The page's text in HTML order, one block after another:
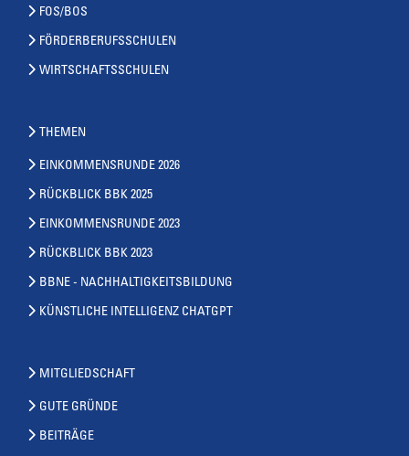
FOS/BOS
FÖRDERBERUFSSCHULEN
WIRTSCHAFTSSCHULEN
THEMEN
EINKOMMENSRUNDE 2026
RÜCKBLICK BBK 2025
EINKOMMENSRUNDE 2023
RÜCKBLICK BBK 2023
BBNE - NACHHALTIGKEITSBILDUNG
KÜNSTLICHE INTELLIGENZ CHATGPT
MITGLIEDSCHAFT
GUTE GRÜNDE
BEITRÄGE